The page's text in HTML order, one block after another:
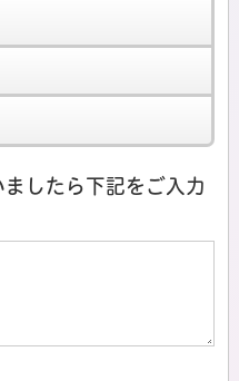
したら下記をご入力